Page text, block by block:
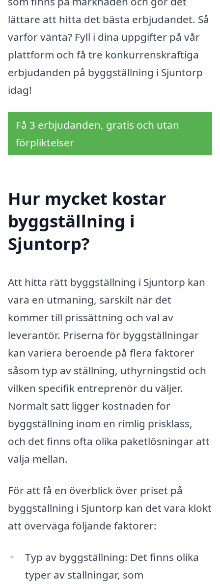
lättare att hitta det bästa erbjudandet. Så
varför vänta? Fyll i dina uppgifter på vår
plattform och få tre konkurrenskraftiga
erbjudanden på byggställning i Sjuntorp
idag!
Få 3 erbjudanden, gratis och utan
förpliktelser
Hur mycket kostar
byggställning i
Sjuntorp?
Att hitta rätt byggställning i Sjuntorp kan
vara en utmaning, särskilt när det
kommer till prissättning och val av
leverantör. Priserna för byggställningar
kan variera beroende på flera faktorer
såsom typ av ställning, uthyrningstid och
vilken specifik entreprenör du väljer.
Normalt sätt ligger kostnaden för
byggställning inom en rimlig prisklass,
och det finns ofta olika paketlösningar att
välja mellan.
För att få en överblick över priset på
byggställning i Sjuntorp kan det vara klokt
att överväga följande faktorer:
Typ av byggställning: Det finns olika
typer av ställningar, som